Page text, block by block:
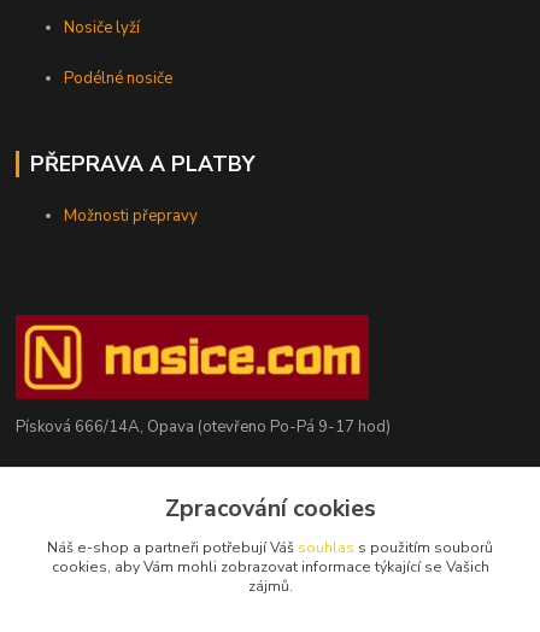
Nosiče lyží
Podélné nosiče
PŘEPRAVA A PLATBY
Možnosti přepravy
Písková 666/14A, Opava (otevřeno Po-Pá 9-17 hod)
+420 776 839 986
info@nosice.com
Zpracování cookies
Náš e-shop a partneři potřebují Váš souhlas s použitím souborů
cookies, aby Vám mohli zobrazovat informace týkající se Vašich
zájmů.